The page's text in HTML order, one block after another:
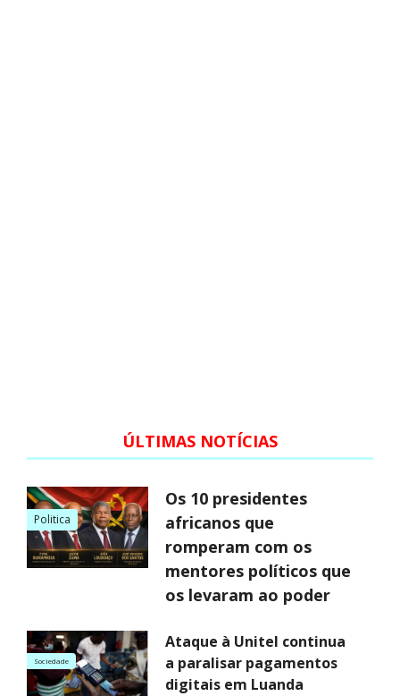
ÚLTIMAS NOTÍCIAS
Politica
Os 10 presidentes
africanos que
romperam com os
mentores políticos que
os levaram ao poder
Sociedade
Ataque à Unitel continua
a paralisar pagamentos
digitais em Luanda